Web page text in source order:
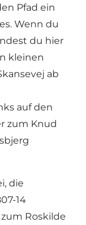
Pfad ein
Wenn du
du hier
kleinen
ab
auf den
zum Knud
die
14
Roskilde